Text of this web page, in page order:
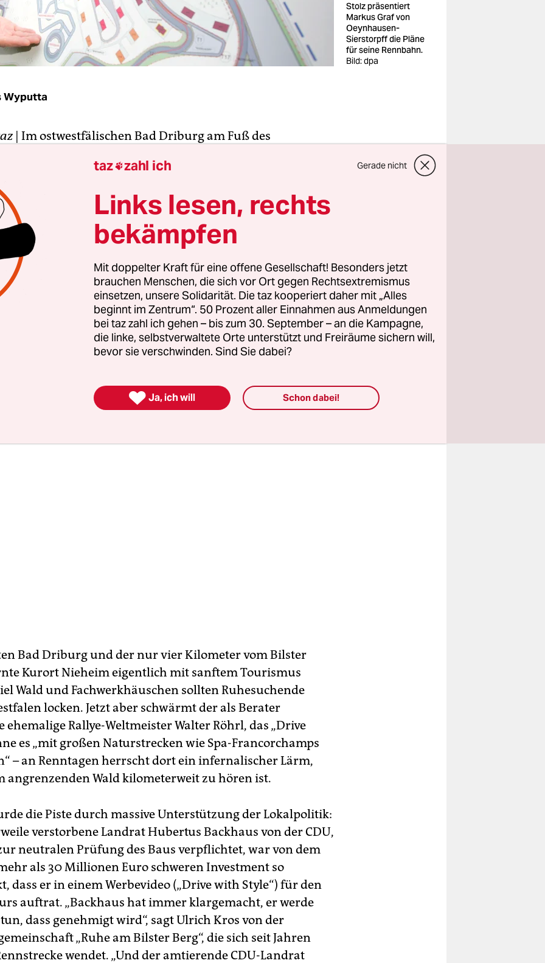
Stolz präsentiert
Markus Graf von
Oeynhausen-
Sierstorpff die Pläne
für seine Rennbahn.
Bild: dpa
Wyputta
| Im ostwestfälischen Bad Driburg am Fuß des
Mann. Rund um das knapp 19.000 Einwohner
betreibt der Landadelige Kurkliniken, eine
(„Bad Driburger“) und das Luxushotel
kann der Autofetischist, der bei Rennen selbst gern
Jaguar E-Type an den Start geht, eine
feiern. Am Naturpark Teutoburger Wald hat sich der
Rennstrecke gebaut, die er stolz „Bilster Berg Drive
Auf dem Gelände eines ehemaligen Waffenlagers der
entwarf Bauingenieur Hermann Tilke, der schon für
für Spitzengeschwindigkeiten von 250
Bad Driburg und der nur vier Kilometer vom Bilster
Kurort Nieheim eigentlich mit sanftem Tourismus
Wald und Fachwerkhäuschen sollten Ruhesuchende
locken. Jetzt aber schwärmt der als Berater
ehemalige Rallye-Weltmeister Walter Röhrl, das „Drive
es „mit großen Naturstrecken wie Spa-Francorchamps
– an Renntagen herrscht dort ein infernalischer Lärm,
angrenzenden Wald kilometerweit zu hören ist.
die Piste durch massive Unterstützung der Lokalpolitik:
verstorbene Landrat Hubertus Backhaus von der CDU,
neutralen Prüfung des Baus verpflichtet, war von dem
als 30 Millionen Euro schweren Investment so
dass er in einem Werbevideo („Drive with Style“) für den
auftrat. „Backhaus hat immer klargemacht, er werde
dass genehmigt wird“, sagt Ulrich Kros von der
„Ruhe am Bilster Berg“, die sich seit Jahren
wendet. „Und der amtierende CDU-Landrat
taz zahl ich Gerade nicht
Links lesen, rechts
bekämpfen
Mit doppelter Kraft für eine offene Gesellschaft! Besonders jetzt
brauchen Menschen, die sich vor Ort gegen Rechtsextremismus
einsetzen, unsere Solidarität. Die taz kooperiert daher mit „Alles
beginnt im Zentrum“. 50 Prozent aller Einnahmen aus Anmeldungen
bei taz zahl ich gehen – bis zum 30. September – an die Kampagne,
die linke, selbstverwaltete Orte unterstützt und Freiräume sichern will,
bevor sie verschwinden. Sind Sie dabei?
 Ja, ich will Schon dabei!